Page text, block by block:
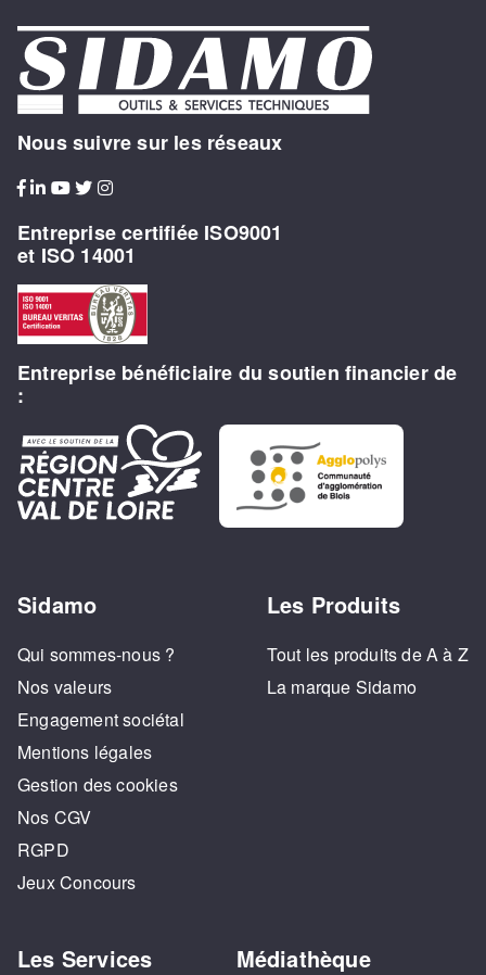
Nous suivre sur les réseaux
Entreprise certifiée ISO9001
et ISO 14001
Entreprise bénéficiaire du soutien financier de
:
Sidamo
Qui sommes-nous ?
Nos valeurs
Engagement sociétal
Mentions légales
Gestion des cookies
Nos CGV
RGPD
Jeux Concours
Les Produits
Tout les produits de A à Z
La marque Sidamo
Les Services Médiathèque